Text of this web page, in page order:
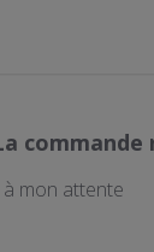
commande
mon attente